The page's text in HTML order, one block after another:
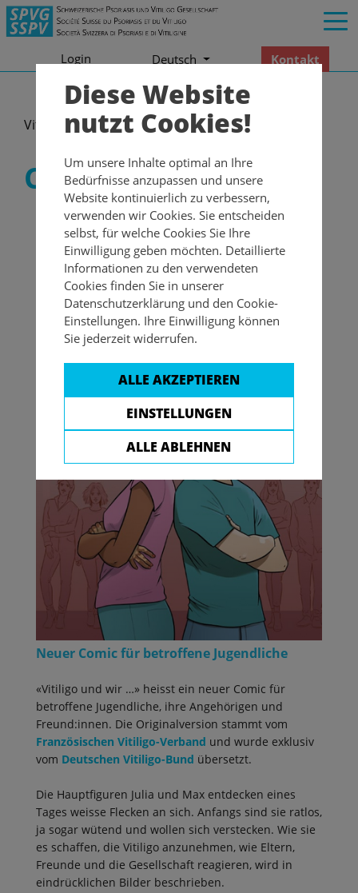
Login Deutsch Kontakt
Vitiligo Comic
Comic
Neuer Comic für betroffene Jugendliche
«Vitiligo und wir …» heisst ein neuer Comic für
betroffene Jugendliche, ihre Angehörigen und
Freund:innen. Die Originalversion stammt vom
Französischen Vitiligo-Verband und wurde exklusiv
vom Deutschen Vitiligo-Bund übersetzt.
Die Hauptfiguren Julia und Max entdecken eines
Tages weisse Flecken an sich. Anfangs sind sie ratlos,
ja sogar wütend und wollen sich verstecken. Wie sie
es schaffen, die Vitiligo anzunehmen, wie Eltern,
Freunde und die Gesellschaft reagieren, wird in
eindrücklichen Bilder beschrieben.
Diese Website
nutzt Cookies!
Um unsere Inhalte optimal an Ihre
Bedürfnisse anzupassen und unsere
Website kontinuierlich zu verbessern,
verwenden wir Cookies. Sie entscheiden
selbst, für welche Cookies Sie Ihre
Einwilligung geben möchten. Detaillierte
Informationen zu den verwendeten
Cookies finden Sie in unserer
Datenschutzerklärung und den Cookie-
Einstellungen. Ihre Einwilligung können
Sie jederzeit widerrufen.
ALLE AKZEPTIEREN
EINSTELLUNGEN
ALLE ABLEHNEN